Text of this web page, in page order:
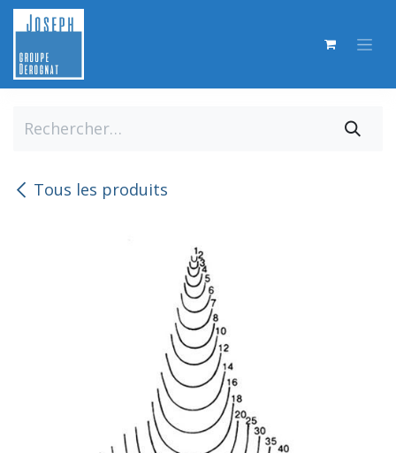
Se rendre au contenu
Tous les produits